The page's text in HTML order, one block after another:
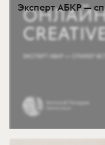
Эксперт АБКР —